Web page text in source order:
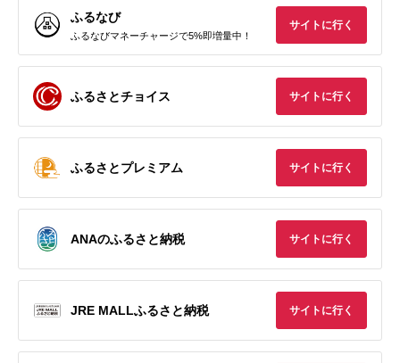
ふるなび
ふるなびマネーチャージで5%即増量中！
サイトに行く
ふるさとチョイス サイトに行く
ふるさとプレミアム サイトに行く
ANAのふるさと納税 サイトに行く
JRE MALLふるさと納税 サイトに行く